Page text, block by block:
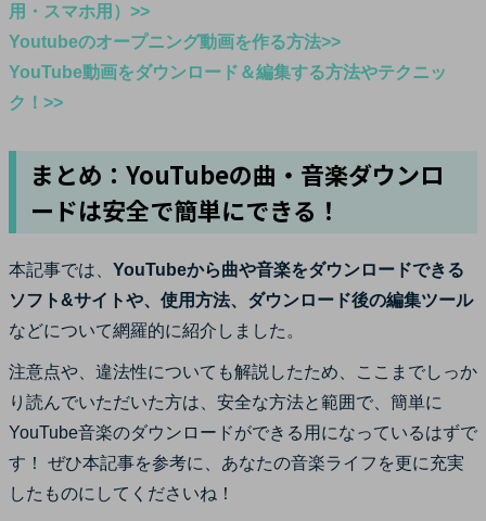
用・スマホ用）>>
Youtubeのオープニング動画を作る方法>>
YouTube動画をダウンロード＆編集する方法やテクニッ
ク！>>
まとめ：YouTubeの曲・音楽ダウンロ
ードは安全で簡単にできる！
本記事では、 YouTubeから曲や音楽をダウンロードできる
ソフト&サイトや、使用方法、ダウンロード後の編集ツール
などについて網羅的に紹介しました。
注意点や、違法性についても解説したため、ここまでしっか
り読んでいただいた方は、安全な方法と範囲で、簡単に
YouTube音楽のダウンロードができる用になっているはずで
す！ ぜひ本記事を参考に、あなたの音楽ライフを更に充実
したものにしてくださいね！